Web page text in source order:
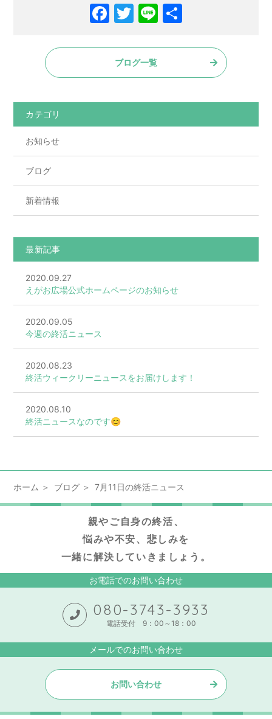
F
c
e
o
o
k
T
itt
er
Li
e
ブログ一覧
カテゴリ
お知らせ
ブログ
新着情報
最新記事
2020.09.27
えがお広場公式ホームページのお知らせ
2020.09.05
今週の終活ニュース
2020.08.23
終活ウィークリーニュースをお届けします！
2020.08.10
終活ニュースなのです😊
ホーム ブログ 7月11日の終活ニュース
親やご自身の終活、
悩みや不安、悲しみを
一緒に解決していきましょう。
お電話でのお問い合わせ
080-3743-3933
電話受付 9：00～18：00
メールでのお問い合わせ
お問い合わせ